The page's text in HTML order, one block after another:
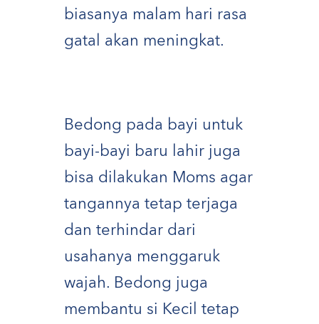
biasanya malam hari rasa
gatal akan meningkat.
Bedong pada bayi untuk
bayi-bayi baru lahir juga
bisa dilakukan Moms agar
tangannya tetap terjaga
dan terhindar dari
usahanya menggaruk
wajah. Bedong juga
membantu si Kecil tetap